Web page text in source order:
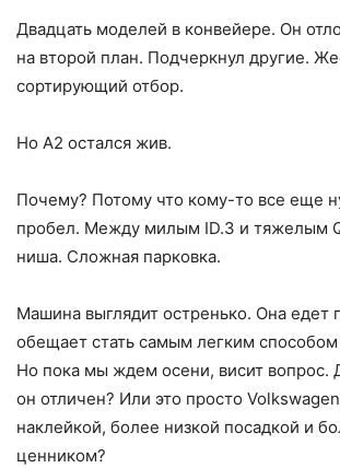
Двадцать моделей в конвейере. Он
на второй план. Подчеркнул другие.
сортирующий отбор.
Но A2 остался жив.
Почему? Потому что кому-то все еще
пробел. Между милым ID.3 и тяжелым
ниша. Сложная парковка.
Машина выглядит остренько. Она едет
обещает стать самым легким способом
Но пока мы ждем осени, висит вопрос.
он отличен? Или это просто
наклейкой, более низкой посадкой и
ценником?